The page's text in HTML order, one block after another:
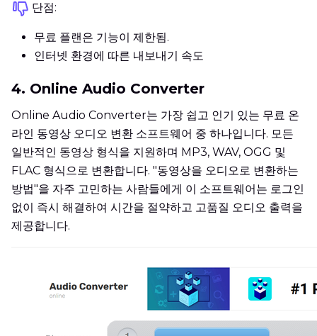
단점:
무료 플랜은 기능이 제한됨.
인터넷 환경에 따른 내보내기 속도
4. Online Audio Converter
Online Audio Converter는 가장 쉽고 인기 있는 무료 온
라인 동영상 오디오 변환 소프트웨어 중 하나입니다. 모든
일반적인 동영상 형식을 지원하며 MP3, WAV, OGG 및
FLAC 형식으로 변환합니다. "동영상을 오디오로 변환하는
방법"을 자주 고민하는 사람들에게 이 소프트웨어는 로그인
없이 즉시 해결하여 시간을 절약하고 고품질 오디오 출력을
제공합니다.